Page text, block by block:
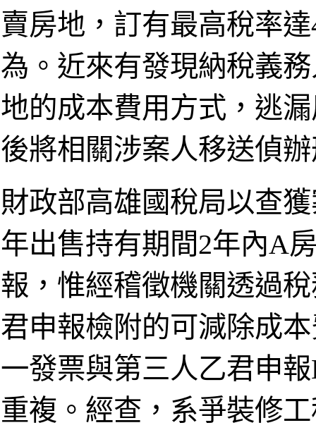
賣房地，訂有最高稅率
為。近來有發現納稅義
地的成本費用方式，逃
後將相關涉案人移送偵
財政部高雄國稅局以查
年出售持有期間2年內A
報，惟經稽徵機關透過
君申報檢附的可減除成
一發票與第三人乙君申
重複。經查，系爭裝修